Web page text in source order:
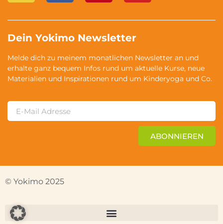
Dein Yokimo Newsletter
Melde dich zu meinem monatlichen Newsletter an und
erhalte ganz bequem Infos rund um aktuelle Kurse, neue
Materialien und Inspirationen rund um Kinderyoga und Co.
ABONNIEREN
© Yokimo 2025